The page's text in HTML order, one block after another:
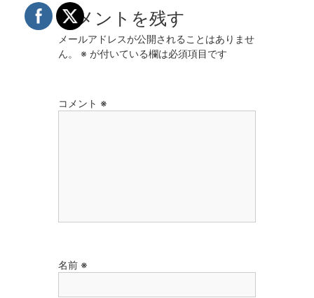
コメントを残す
メールアドレスが公開されることはありませ
ん。
※ が付いている欄は必須項目です
コメント ※
名前 ※